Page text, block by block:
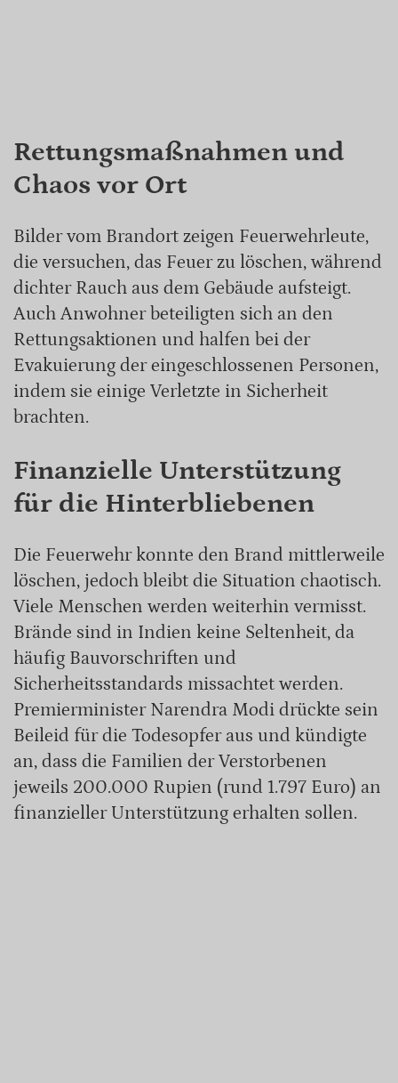
Rettungsmaßnahmen und
Chaos vor Ort
Bilder vom Brandort zeigen Feuerwehrleute,
die versuchen, das Feuer zu löschen, während
dichter Rauch aus dem Gebäude aufsteigt.
Auch Anwohner beteiligten sich an den
Rettungsaktionen und halfen bei der
Evakuierung der eingeschlossenen Personen,
indem sie einige Verletzte in Sicherheit
brachten.
Finanzielle Unterstützung
für die Hinterbliebenen
Die Feuerwehr konnte den Brand mittlerweile
löschen, jedoch bleibt die Situation chaotisch.
Viele Menschen werden weiterhin vermisst.
Brände sind in Indien keine Seltenheit, da
häufig Bauvorschriften und
Sicherheitsstandards missachtet werden.
Premierminister Narendra Modi drückte sein
Beileid für die Todesopfer aus und kündigte
an, dass die Familien der Verstorbenen
jeweils 200.000 Rupien (rund 1.797 Euro) an
finanzieller Unterstützung erhalten sollen.